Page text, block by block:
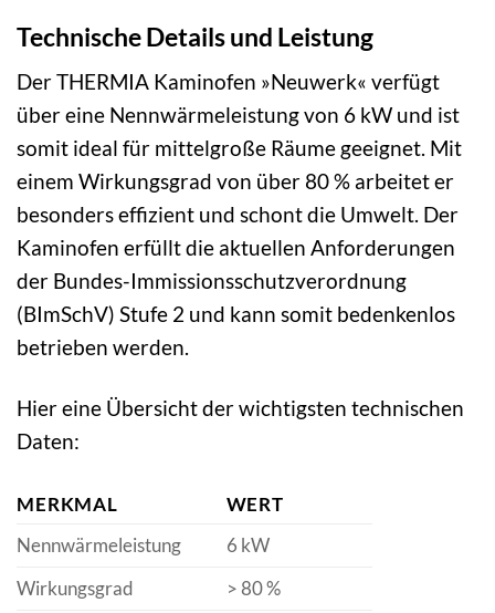
Technische Details und Leistung
Der THERMIA Kaminofen »Neuwerk« verfügt
über eine Nennwärmeleistung von 6 kW und ist
somit ideal für mittelgroße Räume geeignet. Mit
einem Wirkungsgrad von über 80 % arbeitet er
besonders effizient und schont die Umwelt. Der
Kaminofen erfüllt die aktuellen Anforderungen
der Bundes-Immissionsschutzverordnung
(BImSchV) Stufe 2 und kann somit bedenkenlos
betrieben werden.
Hier eine Übersicht der wichtigsten technischen
Daten:
MERKMAL
WERT
Nennwärmeleistung
6 kW
Wirkungsgrad
> 80 %